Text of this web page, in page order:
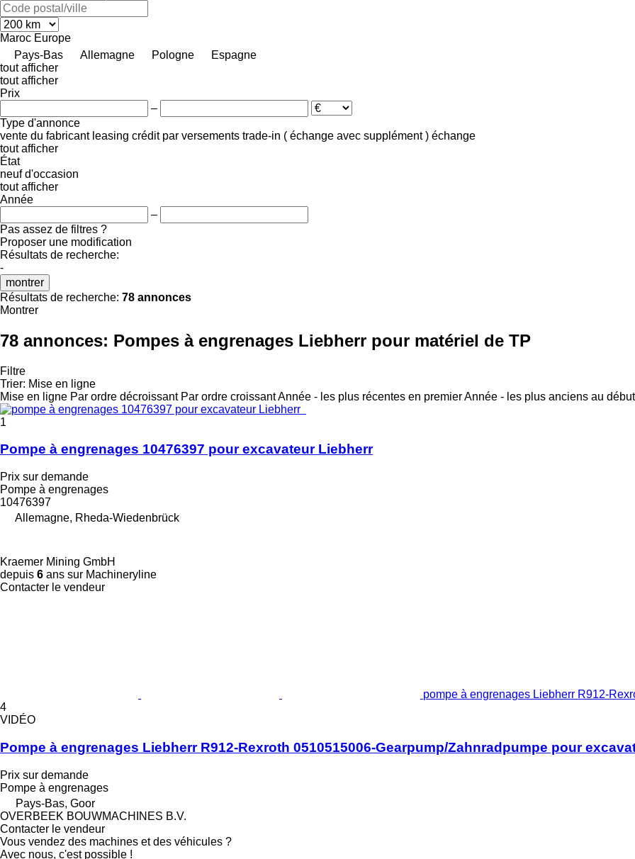
Maroc Europe
Pays-Bas
Allemagne Pologne
Espagne
tout afficher
tout afficher
Prix
–
Type d'annonce
vente du fabricant leasing crédit par versements trade-in ( échange avec supplément ) échange
tout afficher
État
neuf d'occasion
tout afficher
Année
–
Pas assez de filtres ?
Proposer une modification
Résultats de recherche:
-
montrer
Résultats de recherche: 78 annonces
Montrer
78 annonces: Pompes à engrenages Liebherr pour matériel de TP
Filtre
Trier: Mise en ligne
Mise en ligne Par ordre décroissant Par ordre croissantAnnée - les plus récentes en premierAnnée - les plus anciens au début
1
Pompe à engrenages 10476397 pour excavateur Liebherr
Prix sur demande
Pompe à engrenages
10476397
Allemagne, Rheda-Wiedenbrück
Kraemer Mining GmbH
depuis 6 ans sur Machineryline
Contacter le vendeur
pompe à engrenages Liebherr R912-
4
VIDÉO
Pompe à engrenages Liebherr R912-Rexroth 0510515006-Gearpump/Zahnradpumpe pour
Prix sur demande
Pompe à engrenages
Pays-Bas, Goor
OVERBEEK BOUWMACHINES B.V.
Contacter le vendeur
Vous vendez des machines et des véhicules ?
Avec nous, c'est possible !